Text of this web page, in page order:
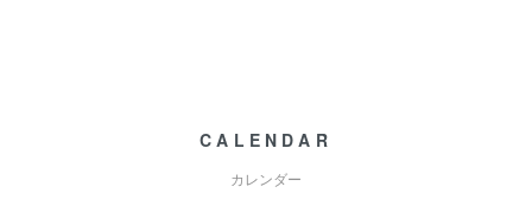
CALENDAR
カレンダー